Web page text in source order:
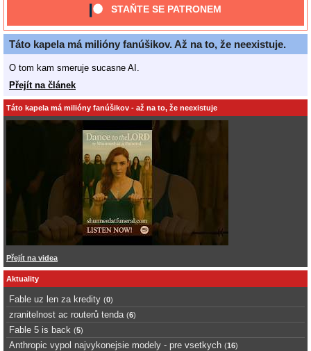
STAŇTE SE PATRONEM
Táto kapela má milióny fanúšikov. Až na to, že neexistuje.
O tom kam smeruje sucasne AI.
Přejít na článek
Táto kapela má milióny fanúšikov - až na to, že neexistuje
Přejít na videa
Aktuality
Fable uz len za kredity (0)
zranitelnost ac routerů tenda (6)
Fable 5 is back (5)
Anthropic vypol najvykonejsie modely - pre vsetkych (16)